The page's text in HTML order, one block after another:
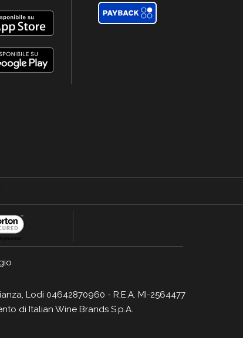
Lodi 04642870960 - R.E.A. MI-2564477
di Italian Wine Brands S.p.A.